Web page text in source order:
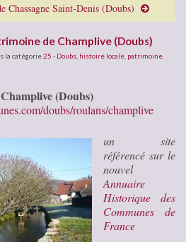
Chassagne Saint-Denis (Doubs)
de Champlive (Doubs)
la catégorie25 - Doubs histoire locale patrimoine
(Doubs)
doubs/roulans/champlive
un site
référencé sur le
nouvel
Annuaire
Historique des
Communes de
France